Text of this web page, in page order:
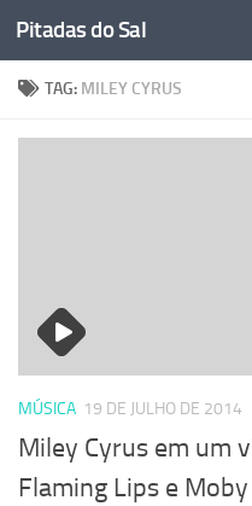
Skip to content
Pitadas do Sal
TAG: MILEY CYRUS
MÚSICA 19 DE JULHO DE 2014
Miley Cyrus em um
Flaming Lips e Moby